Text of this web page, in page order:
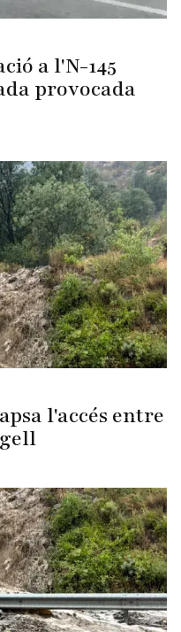
a l'N-145
provocada
l'accés entre